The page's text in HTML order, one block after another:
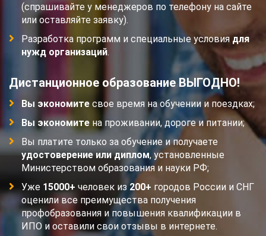
(спрашивайте у менеджеров по телефону на сайте
или оставляйте заявку).
Разработка программ и специальные условия для
нужд организаций.
Дистанционное образование ВЫГОДНО!
Вы экономите свое время на обучении и поездках;
Вы экономите на проживании, дороге и питании;
Вы платите только за обучение и получаете
удостоверение или диплом, установленные
Министерством образования и науки РФ;
Уже 15000+ человек из200+ городов России и СНГ
оценили все преимущества получения
профобразования и повышения квалификации в
ИПО и оставили свои отзывы в интернете.